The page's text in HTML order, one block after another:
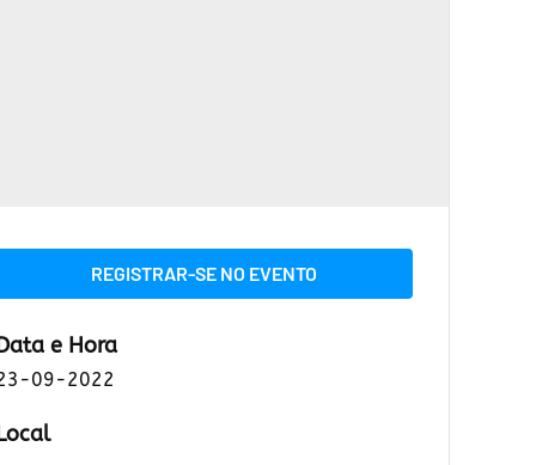
REGISTRAR-SE NO EVENTO
e Hora
09-2022